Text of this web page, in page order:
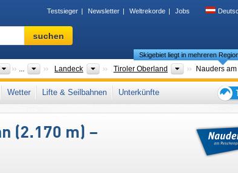
Testsieger Newsletter Weltrekorde Jobs
Skigebiet,
Region,
…
suchen
Bundesländer
... Landeck Bezirke
Tiroler Oberland
Skigebiet liegt in mehreren
Skiarena, Oberinntal Ötztaler Alpen Südtirol Skiarena Inntal,
, Österreichische Alpen
Wetter Lifte & Seilbahnen
Unterkünfte
den
(2.170 m) –